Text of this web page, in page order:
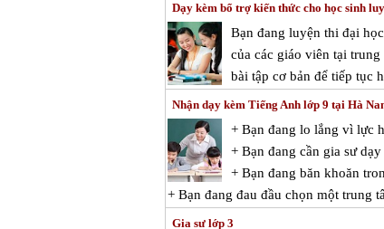
Dạy kèm bổ trợ kiến thức cho học sinh
Bạn đang luyện thi đại
của các giáo viên tại
bài tập cơ bản để tiếp tục
Nhận dạy kèm Tiếng Anh lớp 9 tại Hà
+ Bạn đang lo lắng vì lực
+ Bạn đang cần gia sư
+ Bạn đang băn khoăn
+ Bạn đang đau đầu chọn một trung
Gia sư lớp 3